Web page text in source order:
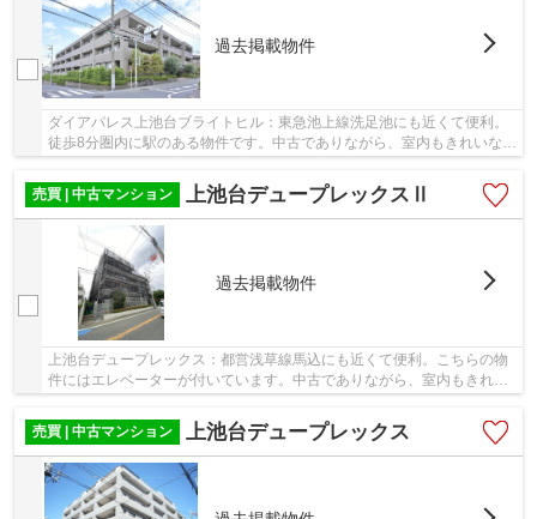
過去掲載物件
ダイアパレス上池台ブライトヒル：東急池上線洗足池にも近くて便利。
徒歩8分圏内に駅のある物件です。中古でありながら、室内もきれいな一
売買 | 中古マンション
上池台デュープレックスⅡ
過去掲載物件
上池台デュープレックス：都営浅草線馬込にも近くて便利。こちらの物
件にはエレベーターが付いています。中古でありながら、室内もきれい
売買 | 中古マンション
上池台デュープレックス